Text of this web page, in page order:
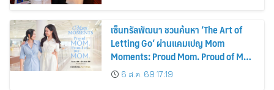
เซ็นทรัลพัฒนา ชวนค้นหา ‘The Art of
Letting Go’ ผ่านแคมเปญ Mom
Moments: Proud Mom. Proud of My
Mom.6 ส.ค. 69 17:19